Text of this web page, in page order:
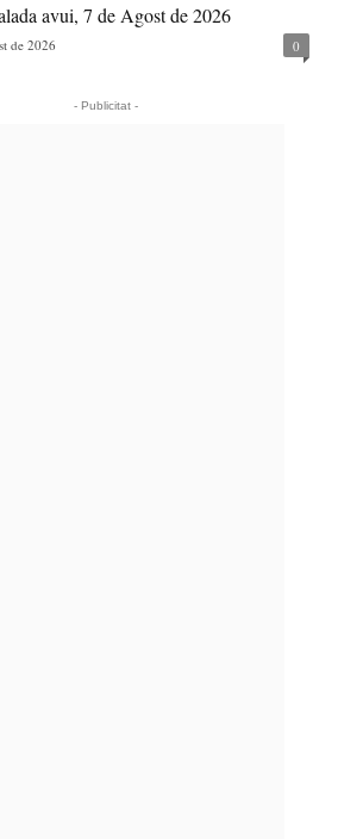
avui, 7 de Agost de 2026
de 2026 0
- Publicitat -